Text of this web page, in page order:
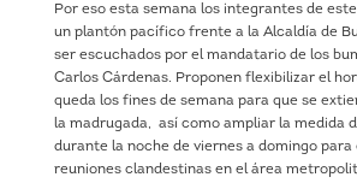
Por eso esta semana los integrantes de
un plantón pacífico frente a la Alcaldía de
ser escuchados por el mandatario de los
Carlos Cárdenas. Proponen flexibilizar el
queda los fines de semana para que se
la madrugada, así como ampliar la medida
durante la noche de viernes a domingo
reuniones clandestinas en el área